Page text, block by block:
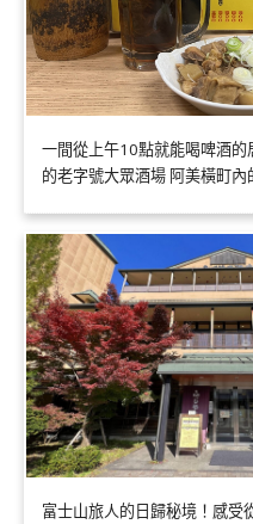
一間從上午10點就能喝啤酒
的老字號大眾酒場 阿美橫町內
富士山旅人的日歸秘境！感受